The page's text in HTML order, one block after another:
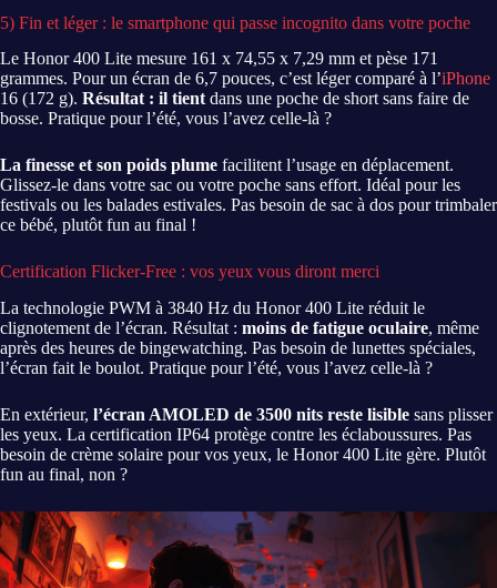
5) Fin et léger : le smartphone qui passe incognito dans votre poche
Le Honor 400 Lite mesure 161 x 74,55 x 7,29 mm et pèse 171
grammes. Pour un écran de 6,7 pouces, c’est léger comparé à l’iPhone
16 (172 g). Résultat : il tientdans une poche de short sans faire de
bosse. Pratique pour l’été, vous l’avez celle-là ?
La finesse et son poids plume facilitent l’usage en déplacement.
Glissez-le dans votre sac ou votre poche sans effort. Idéal pour les
festivals ou les balades estivales. Pas besoin de sac à dos pour trimbaler
ce bébé, plutôt fun au final !
Certification Flicker-Free : vos yeux vous diront merci
La technologie PWM à 3840 Hz du Honor 400 Lite réduit le
clignotement de l’écran. Résultat : moins de fatigue oculaire, même
après des heures de bingewatching. Pas besoin de lunettes spéciales,
l’écran fait le boulot. Pratique pour l’été, vous l’avez celle-là ?
En extérieur, l’écran AMOLED de 3500 nits reste lisible sans plisser
les yeux. La certification IP64 protège contre les éclaboussures. Pas
besoin de crème solaire pour vos yeux, le Honor 400 Lite gère. Plutôt
fun au final, non ?